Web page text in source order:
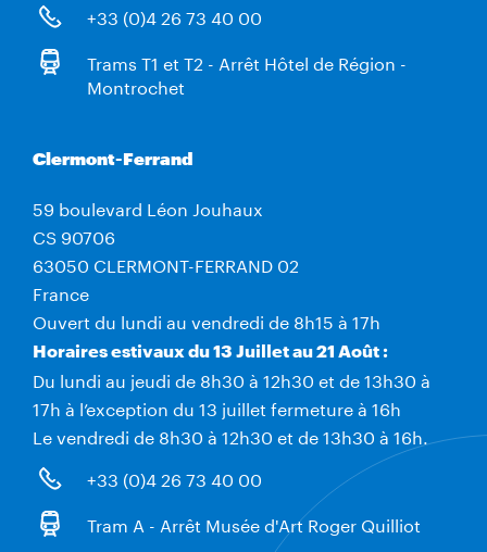
+33 (0)4 26 73 40 00
Trams T1 et T2 - Arrêt Hôtel de Région -
Montrochet
Clermont-Ferrand
59 boulevard Léon Jouhaux
CS 90706
63050 CLERMONT-FERRAND 02
France
Ouvert du lundi au vendredi de 8h15 à 17h
Horaires estivaux du 13 Juillet au 21 Août :
Du lundi au jeudi de 8h30 à 12h30 et de 13h30 à
17h à l’exception du 13 juillet fermeture à 16h
Le vendredi de 8h30 à 12h30 et de 13h30 à 16h.
+33 (0)4 26 73 40 00
Tram A - Arrêt Musée d'Art Roger Quilliot